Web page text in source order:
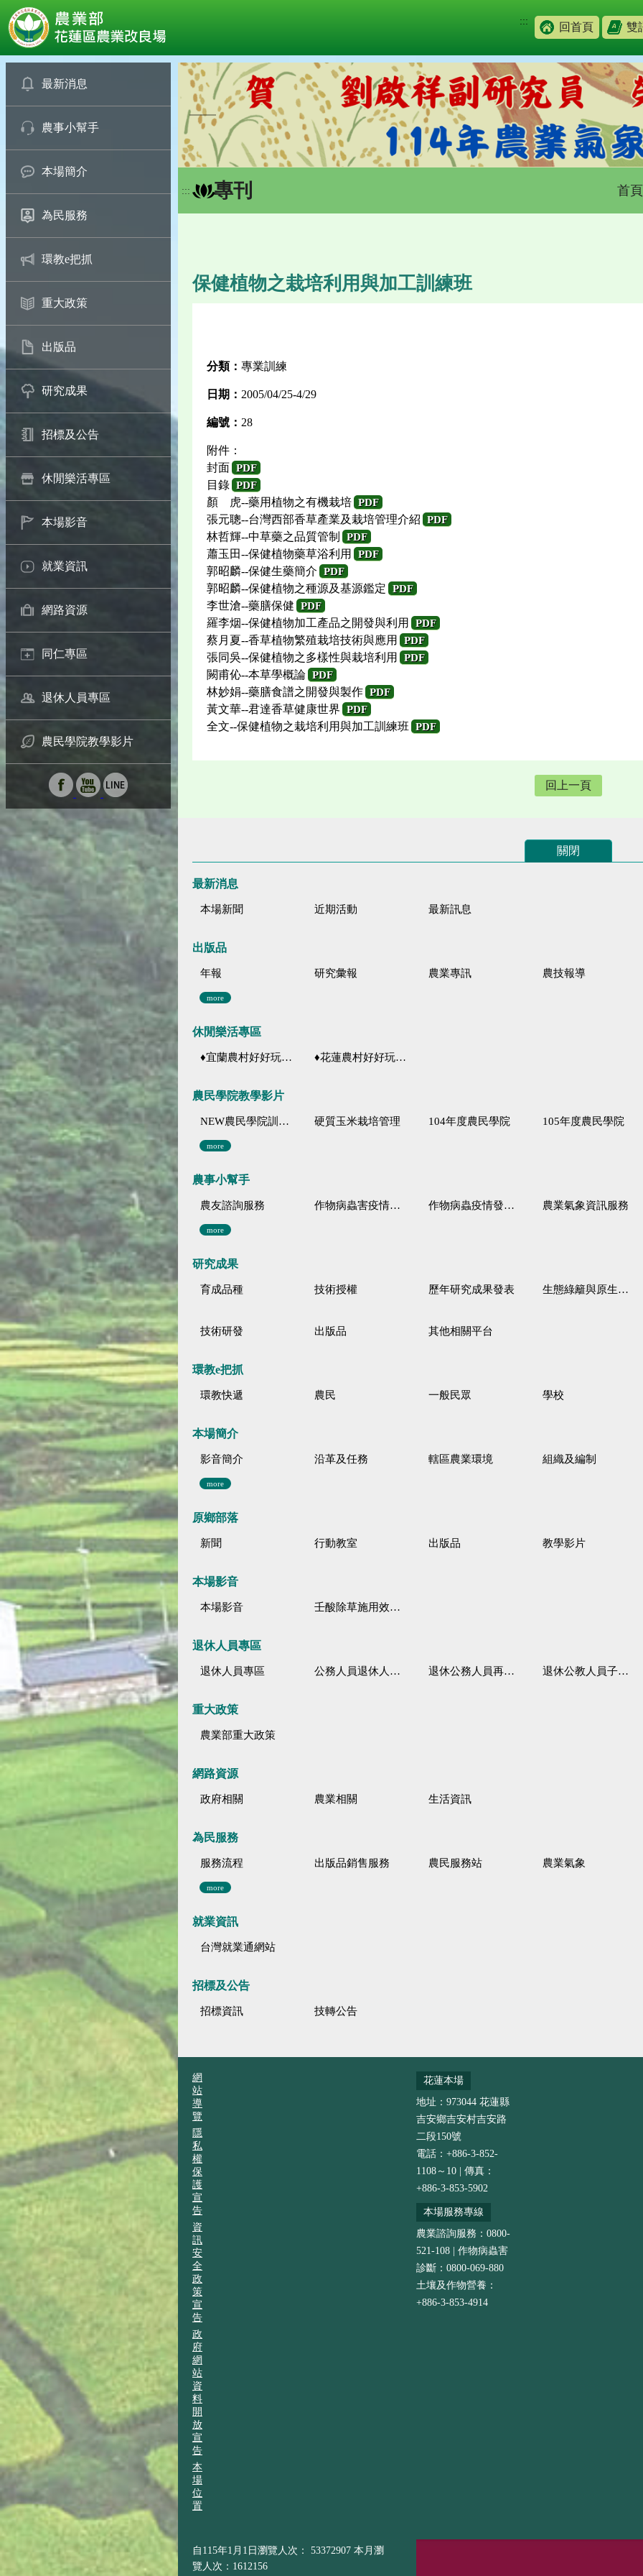
::: 回首頁 雙
最新消息
農事小幫手
本場簡介
為民服務
環教e把抓
重大政策
出版品
研究成果
招標及公告
休閒樂活專區
本場影音
就業資訊
網路資源
同仁專區
退休人員專區
農民學院教學影片
::: 專刊 首頁
保健植物之栽培利用與加工訓練班
分類： 專業訓練
日期： 2005/04/25-4/29
編號： 28
附件：
封面 PDF
目錄 PDF
顏 虎--藥用植物之有機栽培 PDF
張元聰--台灣西部香草產業及栽培管理介紹 PDF
林哲輝--中草藥之品質管制 PDF
蕭玉田--保健植物藥草浴利用 PDF
郭昭麟--保健生藥簡介 PDF
郭昭麟--保健植物之種源及基源鑑定 PDF
李世滄--藥膳保健 PDF
羅李烟--保健植物加工產品之開發與利用 PDF
蔡月夏--香草植物繁殖栽培技術與應用 PDF
張同吳--保健植物之多樣性與栽培利用 PDF
闕甫伈--本草學概論 PDF
林妙娟--藥膳食譜之開發與製作 PDF
黃文華--君達香草健康世界 PDF
全文--保健植物之栽培利用與加工訓練班 PDF
回上一頁
關閉
最新消息
本場新聞 近期活動 最新訊息
出版品
年報 研究彙報 農業專訊 農技報導
more
休閒樂活專區
♦宜蘭農村好好玩 ♦「農、藝、山、水」四條遊程推薦 ♦花蓮農村好好玩♦「原、生、慢、活」四條遊程推薦
農民學院教學影片
NEW農民學院訓練影音分類 硬質玉米栽培管理 104年度農民學院 105年度農民學院
more
農事小幫手
農友諮詢服務 作物病蟲害疫情警報 作物病蟲疫情發生預測 農業氣象資訊服務
more
研究成果
育成品種 技術授權 歷年研究成果發表 生態綠籬與原生野花植生毯
技術研發 出版品 其他相關平台
環教e把抓
環教快遞 農民 一般民眾 學校
本場簡介
影音簡介 沿革及任務 轄區農業環境 組織及編制
more
原鄉部落
新聞 行動教室 出版品 教學影片
本場影音
本場影音 壬酸除草施用效果觀察
退休人員專區
退休人員專區 公務人員退休人員法施行細則 退休公務人員再任職務 退休公教人員子女教育補助規定
重大政策
農業部重大政策
網路資源
政府相關 農業相關 生活資訊
為民服務
服務流程 出版品銷售服務 農民服務站 農業氣象
more
就業資訊
台灣就業通網站
招標及公告
招標資訊 技轉公告
網
站
導
覽
隱
私
權
保
護
宣
告
資
訊
安
全
政
策
宣
告
政
府
網
站
資
料
開
放
宣
告
本
場
位
置
花蓮本場
地址：973044 花蓮縣
吉安鄉吉安村吉安路
二段150號
電話：+886-3-852-
1108～10 | 傳真：
+886-3-853-5902
本場服務專線
農業諮詢服務：0800-
521-108 | 作物病蟲害
診斷：0800-069-880
土壤及作物營養：
+886-3-853-4914
自115年1月1日瀏覽人次： 53372907 本月瀏
覽人次：1612156